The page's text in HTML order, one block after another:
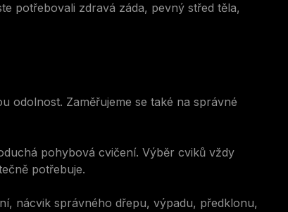
potřebovali zdravá záda, pevný střed těla,
odolnost. Zaměřujeme se také na správné
pohybová cvičení. Výběr cviků vždy
potřebuje.
nácvik správného dřepu, výpadu, předklonu,